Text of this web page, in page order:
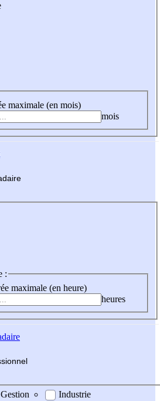
maximale (en mois)
mois
:
maximale (en heure)
heures
Industrie